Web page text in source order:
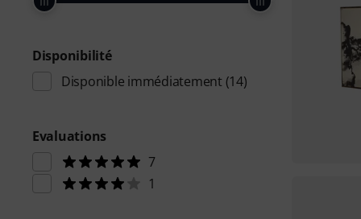
Disponibilité
Disponible immédiatement (14)
Evaluations
7
1